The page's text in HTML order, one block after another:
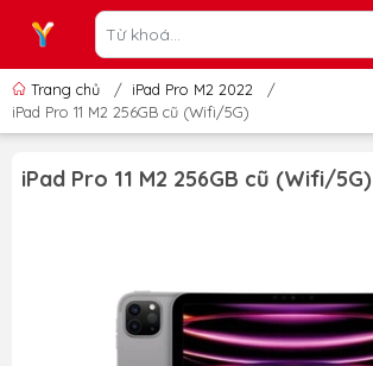
Trang chủ / iPad Pro M2 2022
/
iPad Pro 11 M2 256GB cũ (Wifi/5G)
iPad Pro 11 M2 256GB cũ (Wifi/5G)